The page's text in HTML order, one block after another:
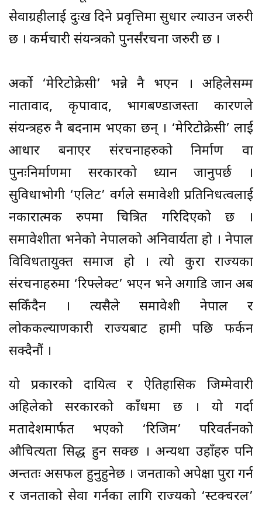
सेवाग्रहीलाई दुःख दिने प्रवृत्तिमा सुधार ल्याउन जरुरी
छ । कर्मचारी संयन्त्रको पुनर्संरचना जरुरी छ ।
अर्को ‘मेरिटोक्रेसी’ भन्ने नै भएन । अहिलेसम्म
नातावाद, कृपावाद, भागबण्डाजस्ता कारणले
संयन्त्रहरु नै बदनाम भएका छन् । ‘मेरिटोक्रेसी’ लाई
आधार बनाएर संरचनाहरुको निर्माण वा
पुनःनिर्माणमा सरकारको ध्यान जानुपर्छ ।
सुविधाभोगी ‘एलिट’ वर्गले समावेशी प्रतिनिधत्वलाई
नकारात्मक रुपमा चित्रित गरिदिएको छ ।
समावेशीता भनेको नेपालको अनिवार्यता हो । नेपाल
विविधतायुक्त समाज हो । त्यो कुरा राज्यका
संरचनाहरुमा ‘रिफ्लेक्ट’ भएन भने अगाडि जान अब
सकिँदैन । त्यसैले समावेशी नेपाल र
लोककल्याणकारी राज्यबाट हामी पछि फर्कन
सक्दैनौं ।
यो प्रकारको दायित्व र ऐतिहासिक जिम्मेवारी
अहिलेको सरकारको काँधमा छ । यो गर्दा
मतादेशमार्फत भएको ‘रिजिम’ परिवर्तनको
औचित्यता सिद्ध हुन सक्छ । अन्यथा उहाँहरु पनि
अन्ततः असफल हुनुहुनेछ । जनताको अपेक्षा पुरा गर्न
र जनताको सेवा गर्नका लागि राज्यको ‘स्टक्चरल’